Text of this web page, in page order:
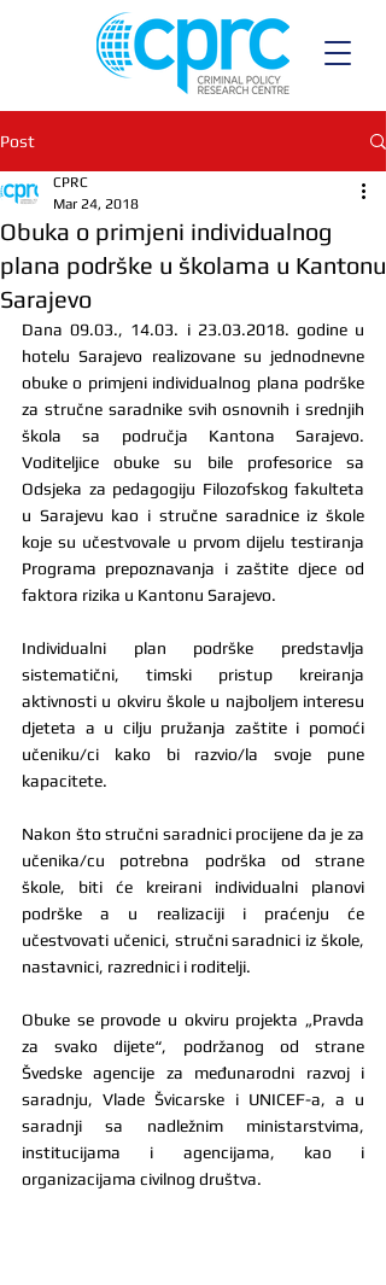
Post
Obuka o primjeni individualnog
plana podrške u školama u Kantonu
Sarajevo
CPRC
Mar 24, 2018
Dana 09.03., 14.03. i 23.03.2018. godine u
hotelu Sarajevo realizovane su jednodnevne
obuke o primjeni individualnog plana podrške
za stručne saradnike svih osnovnih i srednjih
škola sa područja Kantona Sarajevo.
Voditeljice obuke su bile profesorice sa
Odsjeka za pedagogiju Filozofskog fakulteta
u Sarajevu kao i stručne saradnice iz škole
koje su učestvovale u prvom dijelu testiranja
Programa prepoznavanja i zaštite djece od
faktora rizika u Kantonu Sarajevo.
Individualni plan podrške predstavlja
sistematični, timski pristup kreiranja
aktivnosti u okviru škole u najboljem interesu
djeteta a u cilju pružanja zaštite i pomoći
učeniku/ci kako bi razvio/la svoje pune
kapacitete.
Nakon što stručni saradnici procijene da je za
učenika/cu potrebna podrška od strane
škole, biti će kreirani individualni planovi
podrške a u realizaciji i praćenju će
učestvovati učenici, stručni saradnici iz škole,
nastavnici, razrednici i roditelji.
Obuke se provode u okviru projekta „Pravda
za svako dijete“, podržanog od strane
Švedske agencije za međunarodni razvoj i
saradnju, Vlade Švicarske i UNICEF-a, a u
saradnji sa nadležnim ministarstvima,
institucijama i agencijama, kao i
organizacijama civilnog društva.